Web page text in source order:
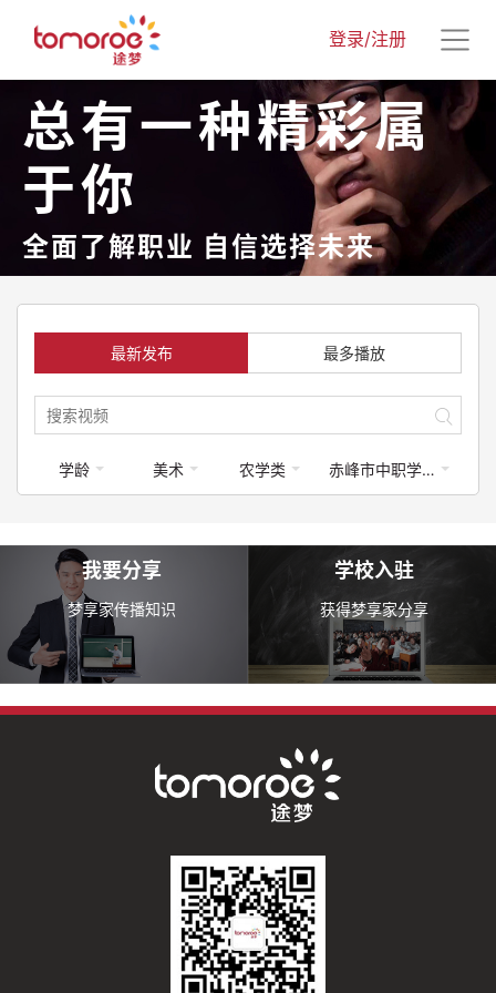
登录/注册
总有一种精彩属
于你
全面了解职业 自信选择未来
最新发布 最多播放
学龄 美术 农学类 赤峰市中职学校专业介绍
我要分享
梦享家传播知识
学校入驻
获得梦享家分享